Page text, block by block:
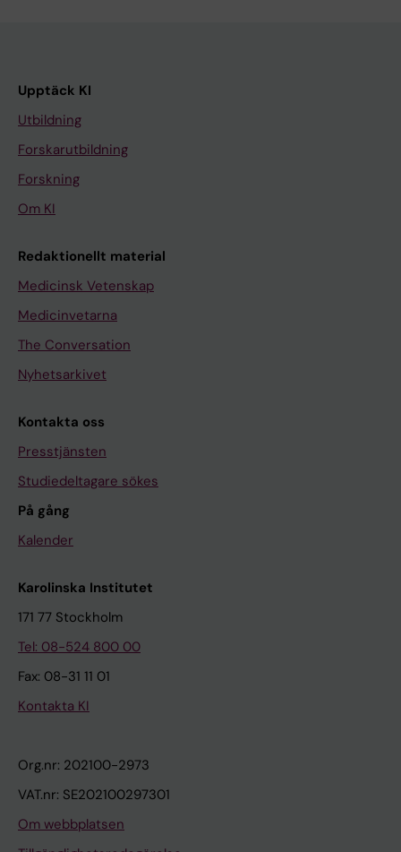
Upptäck KI
Utbildning
Forskarutbildning
Forskning
Om KI
Redaktionellt material
Medicinsk Vetenskap
Medicinvetarna
The Conversation
Nyhetsarkivet
Kontakta oss
Presstjänsten
Studiedeltagare sökes
På gång
Kalender
Karolinska Institutet
171 77 Stockholm
Tel: 08-524 800 00
Fax: 08-31 11 01
Kontakta KI
Org.nr: 202100-2973
VAT.nr: SE202100297301
Om webbplatsen